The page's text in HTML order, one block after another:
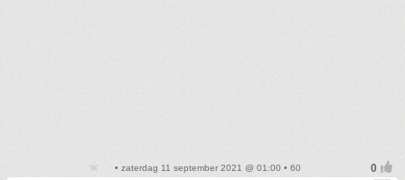
• zaterdag 11 september 2021 @ 01:00 • 60